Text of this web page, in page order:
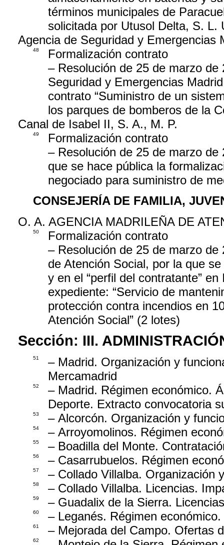
términos municipales de
solicitada por Utusol Delta, S. L.
Agencia de Seguridad y Emergencias
48
Formalización contrato
– Resolución de 25 de marzo
Seguridad y Emergencias
contrato “Suministro de un
los parques de bomberos de la
Canal de Isabel II, S. A., M. P.
49
Formalización contrato
– Resolución de 25 de marzo
que se hace pública la
negociado para suministro de
CONSEJERÍA DE FAMILIA,
O. A. AGENCIA MADRILEÑA DE
50
Formalización contrato
– Resolución de 25 de marzo
de Atención Social, por la que
y en el “perfil del contratante”
expediente: “Servicio de
protección contra incendios en
Atención Social” (2 lotes)
Sección: III.
51
– Madrid. Organización y
Mercamadrid
52
– Madrid. Régimen económico.
Deporte. Extracto convocatoria
53 – Alcorcón. Organización y
54 – Arroyomolinos. Régimen
55 – Boadilla del Monte.
56 – Casarrubuelos. Régimen
57 – Collado Villalba. Organización
58 – Collado Villalba. Licencias.
59 – Guadalix de la Sierra.
60 – Leganés. Régimen
61 – Mejorada del Campo. Ofertas
62